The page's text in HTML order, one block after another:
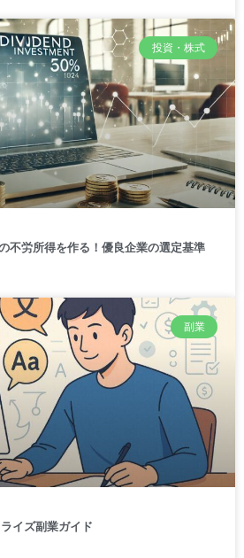
投資・株式
不労所得を作る！優良企業の選定基準
副業
イズ副業ガイド